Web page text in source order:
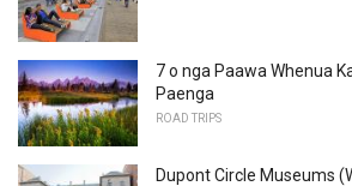
7 o nga Paawa Whenua
Paenga
ROAD TRIPS
Dupont Circle Museums